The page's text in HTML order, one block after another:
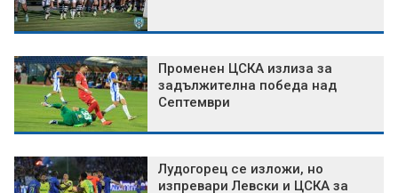
Променен ЦСКА излиза за
задължителна победа над
Септември
Лудогорец се изложи, но
изпревари Левски и ЦСКА за